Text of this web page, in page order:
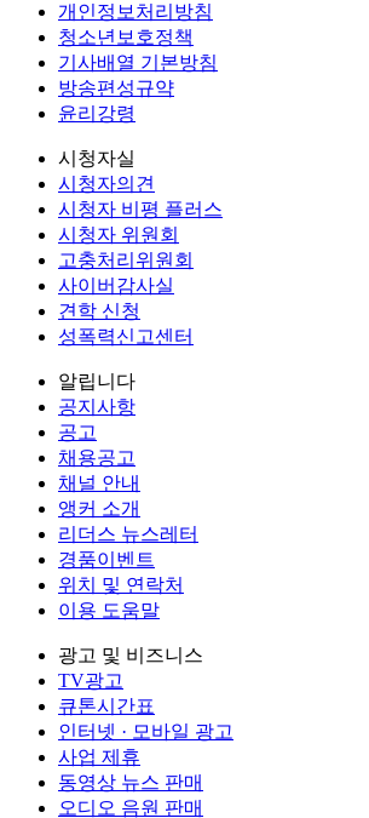
개인정보처리방침
청소년보호정책
기사배열 기본방침
방송편성규약
윤리강령
시청자실
시청자의견
시청자 비평 플러스
시청자 위원회
고충처리위원회
사이버감사실
견학 신청
성폭력신고센터
알립니다
공지사항
공고
채용공고
채널 안내
앵커 소개
리더스 뉴스레터
경품이벤트
위치 및 연락처
이용 도움말
광고 및 비즈니스
TV광고
큐톤시간표
인터넷 · 모바일 광고
사업 제휴
동영상 뉴스 판매
오디오 음원 판매